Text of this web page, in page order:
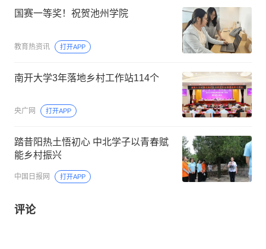
国赛一等奖！祝贺池州学院
教育热资讯 打开APP
南开大学3年落地乡村工作站114个
央广网 打开APP
踏昔阳热土悟初心 中北学子以青春赋
能乡村振兴
中国日报网 打开APP
评论